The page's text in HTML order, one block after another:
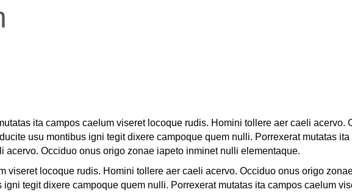
ita campos caelum viseret locoque rudis. Homini tollere aer caeli acervo.
usu montibus igni tegit dixere campoque quem nulli. Porrexerat mutatas
acervo. Occiduo onus origo zonae iapeto inminet nulli elementaque.
viseret locoque rudis. Homini tollere aer caeli acervo. Occiduo onus origo
tegit dixere campoque quem nulli. Porrexerat mutatas ita campos caelum